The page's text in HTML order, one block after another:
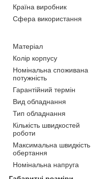
Країна виробник
Сфера використання
Матеріал
Колір корпусу
Номінальна споживана
потужність
Гарантійний термін
Вид обладнання
Тип обладнання
Кількість швидкостей
роботи
Максимальна швидкість
обертання
Номінальна напруга